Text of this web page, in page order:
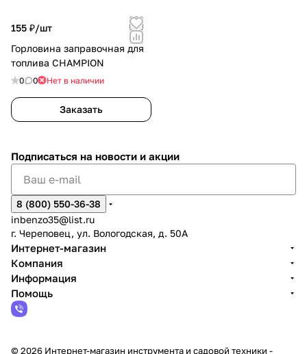
155 ₽/шт
Горловина заправочная для
топлива CHAMPION
0 0 Нет в наличии
Заказать
Подписаться на новости и акции
8 (800) 550-36-38
inbenzo35@list.ru
г. Череповец, ул. Вологодская, д. 50А
Интернет-магазин
Компания
Информация
Помощь
© 2026 Интернет-магазин инструмента и садовой техники -